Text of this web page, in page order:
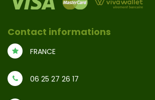
Contact informations
FRANCE
06 25 27 26 17